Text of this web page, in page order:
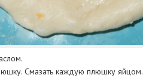
Смазать каждую плюшку яйцом.